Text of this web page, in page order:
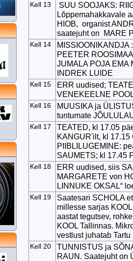
Kell 13
SUU SOOJAKS:
Lõppemahakkavale
HIOB, organist
saatejuht on MARE
Kell 14
MISSIOONIKANDJA
PEETER
JUMALA POJA EMA
INDREK LUIDE
Kell 15
ERR uudised;
VENEKEELNE
Kell 16
MUUSIKA ja
tuntumate
Kell 17
TEATED, kl 17.05
KANGUR'ilt, kl 17.15
PIIBLILUGEMINE:
SAUMETS; kl 17.45
Kell 18
ERR uudised, siis
MARGARETE von
LINNUKE OKSAL“
Kell 19
Saatesari SCHOLA
millesse sarjas
aastat tegutsev,
KOOL Tallinnas.
vestlust juhatab
Kell 20
TUNNISTUS ja
RAUN. Saatejuht on